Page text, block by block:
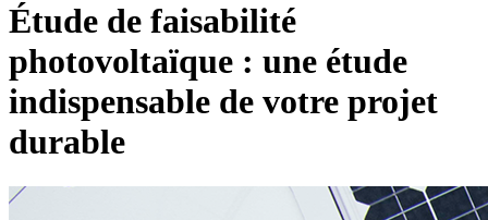
Étude de faisabilité
photovoltaïque : une étude
indispensable de votre projet
durable